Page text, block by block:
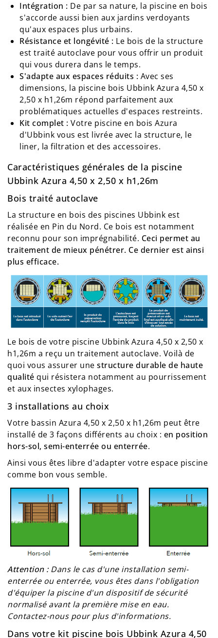
Intégration : De par sa nature, la piscine en bois
s'accorde aussi bien aux jardins verdoyants
qu'aux espaces plus urbains.
Résistance et longévité : Le bois de la structure
est traité autoclave pour vous offrir un produit
qui vous durera dans le temps.
S'adapte aux espaces réduits : Avec ses
dimensions, la piscine bois Ubbink Azura 4,50 x
2,50 x h1,26m répond parfaitement aux
problématiques actuelles d'espaces restreints.
Kit complet : Votre piscine en bois Azura
d'Ubbink vous est livrée avec la structure, le
liner, la filtration et des accessoires.
Caractéristiques générales de la piscine
Ubbink Azura 4,50 x 2,50 x h1,26m
Bois traité autoclave
La structure en bois des piscines Ubbink est
réalisée en Pin du Nord. Ce bois est notamment
reconnu pour son imprégnabilité. Ceci permet au
traitement de mieux pénétrer. Ce dernier est ainsi
plus efficace.
Le bois de votre piscine Ubbink Azura 4,50 x 2,50 x
h1,26m a reçu un traitement autoclave. Voilà de
quoi vous assurer une structure durable de haute
qualité qui résistera notamment au pourrissement
et aux insectes xylophages.
3 installations au choix
Votre bassin Azura 4,50 x 2,50 x h1,26m peut être
installé de 3 façons différents au choix : en position
hors-sol, semi-enterrée ou enterrée.
Ainsi vous êtes libre d'adapter votre espace piscine
comme bon vous semble.
Attention :Dans le cas d'une installation semi-
enterrée ou enterrée, vous êtes dans l'obligation
d'équiper la piscine d'un dispositif de sécurité
normalisé avant la première mise en eau.
Contactez-nous pour plus d'informations.
Dans votre kit piscine bois Ubbink Azura 4,50